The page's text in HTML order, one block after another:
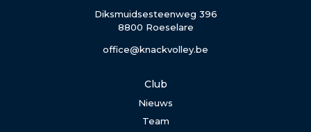
Diksmuidsesteenweg 396
8800 Roeselare
office@knackvolley.be
Club
Nieuws
Team